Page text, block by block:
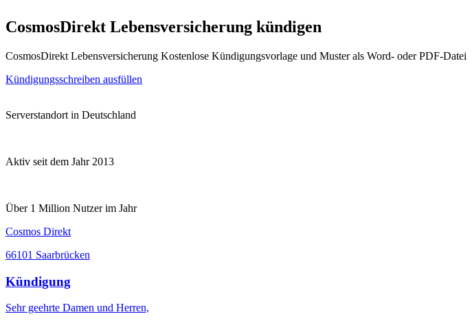
CosmosDirekt Lebensversicherung kündigen
CosmosDirekt Lebensversicherung Kostenlose Kündigungsvorlage und Muster als Word- oder PDF-Datei
Kündigungsschreiben ausfüllen
Serverstandort in Deutschland
Aktiv seit dem Jahr 2013
Über 1 Million Nutzer im Jahr
Cosmos Direkt
66101 Saarbrücken
Kündigung
Sehr geehrte Damen und Herren,